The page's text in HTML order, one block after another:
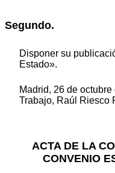
Segundo.
Disponer su
Estado».
Madrid, 26 de
Trabajo, Raúl Riesco
ACTA DE LA
CONVENIO